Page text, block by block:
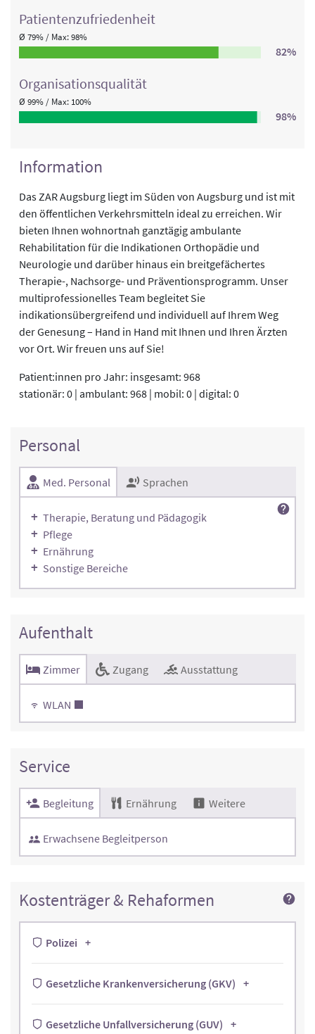
Patienten­zufriedenheit
Ø 79% / Max: 98%
82%
Organisations­qualität
Ø 99% / Max: 100%
98%
Information
Das ZAR Augsburg liegt im Süden von Augsburg und ist mit
den öffentlichen Verkehrsmitteln ideal zu erreichen. Wir
bieten Ihnen wohnortnah ganztägig ambulante
Rehabilitation für die Indikationen Orthopädie und
Neurologie und darüber hinaus ein breitgefächertes
Therapie-, Nachsorge- und Präventionsprogramm. Unser
multiprofessionelles Team begleitet Sie
indikationsübergreifend und individuell auf Ihrem Weg
der Genesung – Hand in Hand mit Ihnen und Ihren Ärzten
vor Ort. Wir freuen uns auf Sie!
Patient:innen pro Jahr: insgesamt: 968
stationär: 0 | ambulant: 968 | mobil: 0 | digital: 0
Personal
Med. Personal Sprachen
Therapie, Beratung und Pädagogik
Pflege
Ernährung
Sonstige Bereiche
Aufenthalt
Zimmer Zugang Ausstattung
WLAN
Service
Begleitung Ernährung Weitere
Erwachsene Begleitperson
Kostenträger & Rehaformen
Polizei
Gesetzliche Krankenversicherung (GKV)
Gesetzliche Unfallversicherung (GUV)